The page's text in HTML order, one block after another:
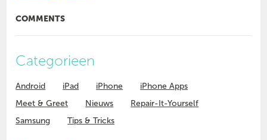
COMMENTS
Categorieen
Android iPad iPhone
iPhone Apps
Meet & Greet
Nieuws
Repair-It-Yourself
Samsung
Tips & Tricks